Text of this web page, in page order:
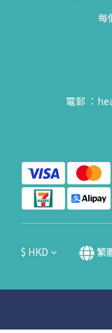
每
電郵 ：
$ HKD 繁